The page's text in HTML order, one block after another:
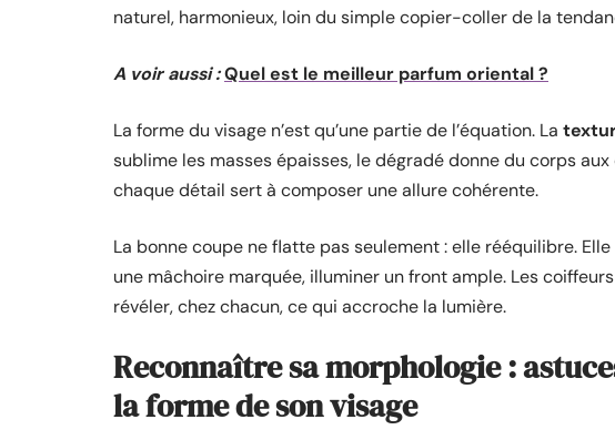
naturel, harmonieux, loin du simple copier-coller de la
A voir aussi :Quel est le meilleur parfum oriental ?
La forme du visage n’est qu’une partie de l’équation. La
sublime les masses épaisses, le dégradé donne du corps
chaque détail sert à composer une allure cohérente.
La bonne coupe ne flatte pas seulement : elle rééquilibre.
une mâchoire marquée, illuminer un front ample. Les
révéler, chez chacun, ce qui accroche la lumière.
Reconnaître sa morphologie :
la forme de son visage